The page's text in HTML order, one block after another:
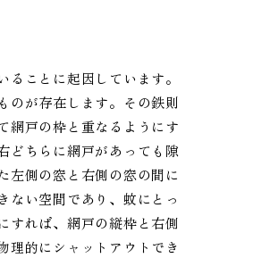
ことに起因しています。
のが存在します。その鉄則
網戸の枠と重なるようにす
どちらに網戸があっても隙
左側の窓と右側の窓の間に
ない空間であり、蚊にとっ
すれば、網戸の縦枠と右側
理的にシャットアウトでき